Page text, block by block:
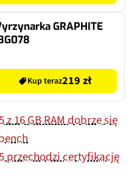
GRAPHITE
Kup teraz219 zł
z 16 GB RAM dobrze się
przechodzi certyfikację